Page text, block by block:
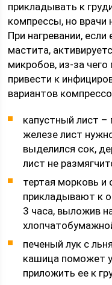
прикладывать к
компрессы, но врачи
При нагревании, если
мастита,
микробов, из-за
привести к
вариантов
капустный лист
железе лист
выделился сок,
лист не
тертая морковь и
прикладывают к
3 часа, выложив
печеный лук с
кашица поможет
приложить ее к